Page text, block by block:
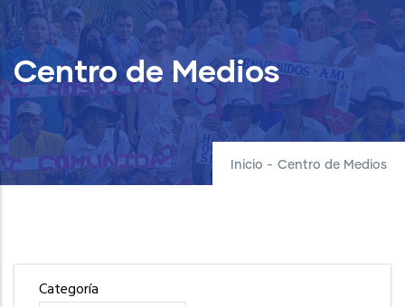
Centro de Medios
Inicio - Centro de Medios
Categoría